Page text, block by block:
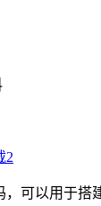
2
可以用于